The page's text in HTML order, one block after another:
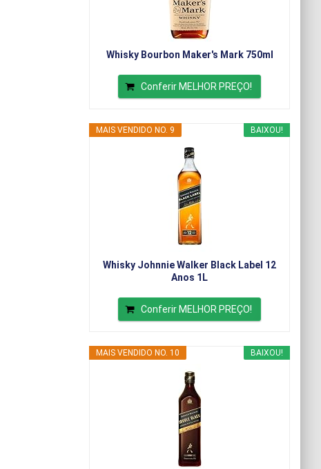
Whisky Bourbon Maker's Mark 750ml
Conferir MELHOR PREÇO!
BAIXOU!
MAIS VENDIDO NO. 9
Whisky Johnnie Walker Black Label 12
Anos 1L
Conferir MELHOR PREÇO!
BAIXOU!
MAIS VENDIDO NO. 10